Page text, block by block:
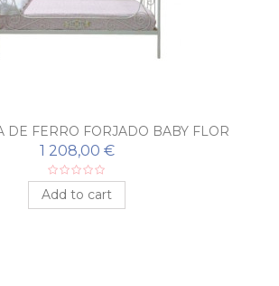
DE FERRO FORJADO BABY FLOR
1 208,00 €
Add to cart